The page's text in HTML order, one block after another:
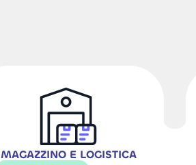
MAGAZZINO E LOGISTICA